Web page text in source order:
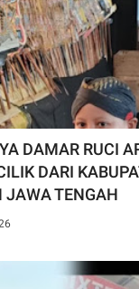
DAMAR RUCI
DARI
JAWA TENGAH